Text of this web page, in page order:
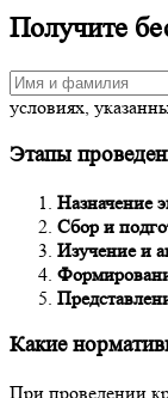
Получите
условиях,
Этапы
Назначение
Сбор и
Изучение и
Какие
При проведении